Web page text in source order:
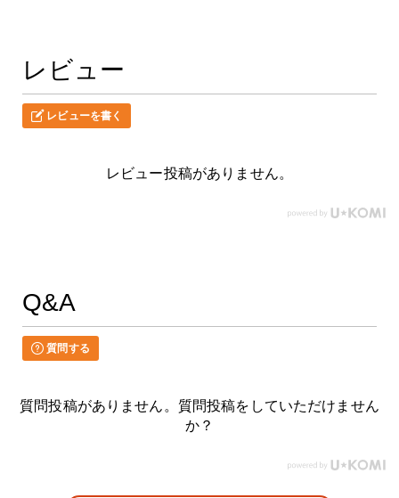
レビュー
レビューを書く
レビュー投稿がありません。
Q&A
質問する
質問投稿がありません。質問投稿をしていただけません
か？